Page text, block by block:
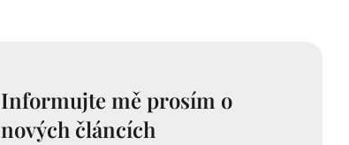
Informujte mě prosím o
nových článcích